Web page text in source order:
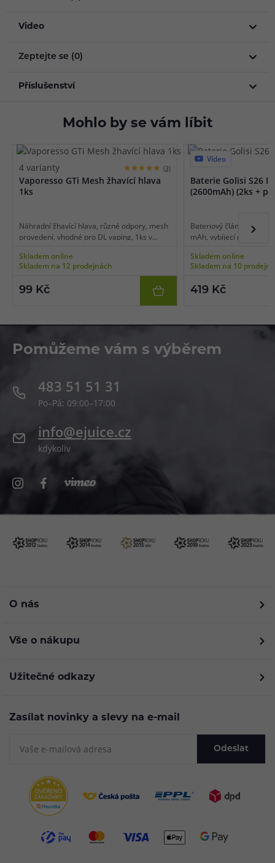
Video
Zeptejte se (0)
Příslušenství
Mohlo by se vám líbit
4 varianty (3)
Vaporesso GTi Mesh žhavící hlava
1ks
Náhradní žhavící hlava, různé odpory, mesh
provedení, vhodné pro DL vaping, 1ks v
Skladem online
Skladem na 12 prodejnách
99 Kč
Video
Baterie Golisi S26
(2600mAh) (2ks +
Bateriový článek typu
mAh, vybíjecí proud 35
teplotám, úložné
pro nízkoodporový
Skladem online
Skladem na 10
419 Kč
Pomůžeme vám s výběrem
483 51 51 31
Po–Pá: 09:00–17:00
info@ejuice.cz
kdykoliv
O nás
Vše o nákupu
Užitečné odkazy
Zasílat novinky a slevy na e-mail
Odeslat